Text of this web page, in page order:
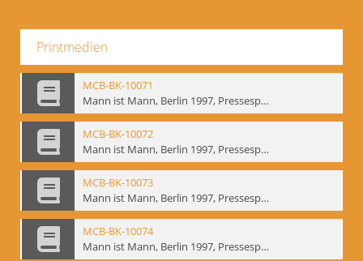
Printmedien
MCB-BK-10071
Mann ist Mann, Berlin 1997, Pressespiegel - interne Signatur: BM-prt-262-19
MCB-BK-10072
Mann ist Mann, Berlin 1997, Pressespiegel - interne Signatur: BM-prt-262-20
MCB-BK-10073
Mann ist Mann, Berlin 1997, Pressespiegel - interne Signatur: BM-prt-262-21
MCB-BK-10074
Mann ist Mann, Berlin 1997, Pressespiegel - interne Signatur: BM-prt-262-22